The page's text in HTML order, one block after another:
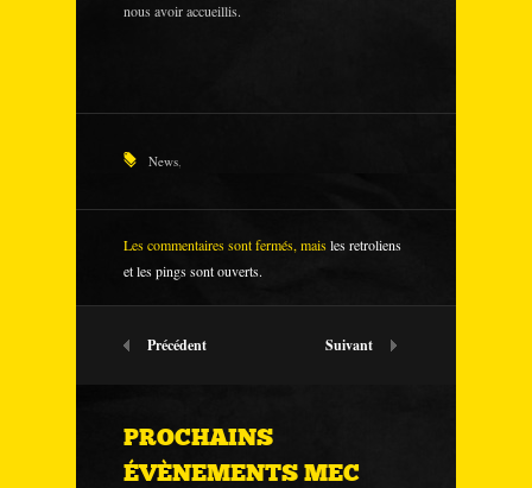
nous avoir accueillis.
News,
Les commentaires sont fermés, maisles retroliens
et les pings sont ouverts.
Précédent Suivant
PROCHAINS
ÉVÈNEMENTS MEC